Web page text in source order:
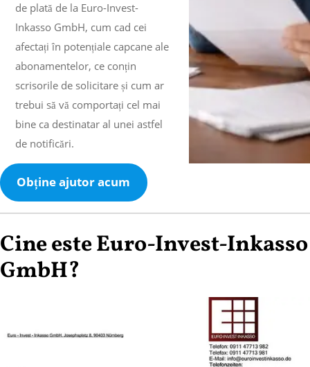
de plată de la Euro-Invest-
Inkasso GmbH, cum cad cei
afectați în potențiale capcane ale
abonamentelor, ce conțin
scrisorile de solicitare și cum ar
trebui să vă comportați cel mai
bine ca destinatar al unei astfel
de notificări.
Obține ajutor acum
Cine este Euro-Invest-Inkasso
GmbH?